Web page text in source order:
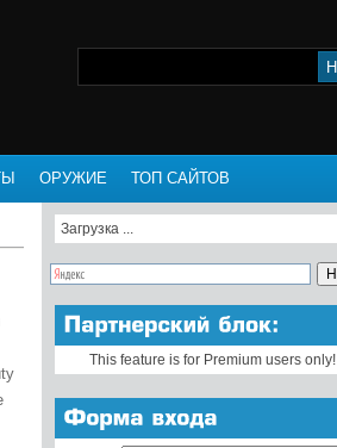
ОРУЖИЕ ТОП САЙТОВ
Загрузка ...
This feature is for Premium users only!